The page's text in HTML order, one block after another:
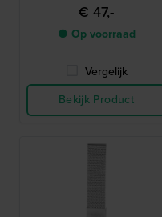
€ 47,-
● Op voorraad
Vergelijk
Bekijk Product